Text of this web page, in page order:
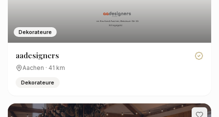
Dekorateure
aadesigners
Aachen · 41 km
Dekorateure